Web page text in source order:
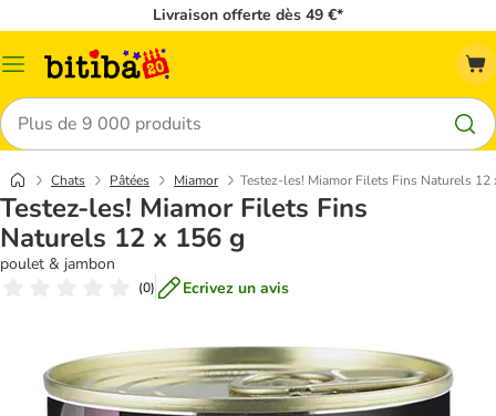
Livraison offerte dès 49 €*
Menu
Rechercher
Chats Pâtées Miamor Testez-les! Miamor Filets Fins Naturels 12
Testez-les! Miamor Filets Fins
Naturels 12 x 156 g
poulet & jambon
(0) Ecrivez un avis